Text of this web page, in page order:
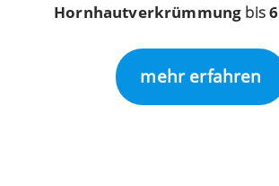
Hornhautverkrümmung bis6
mehr erfahren